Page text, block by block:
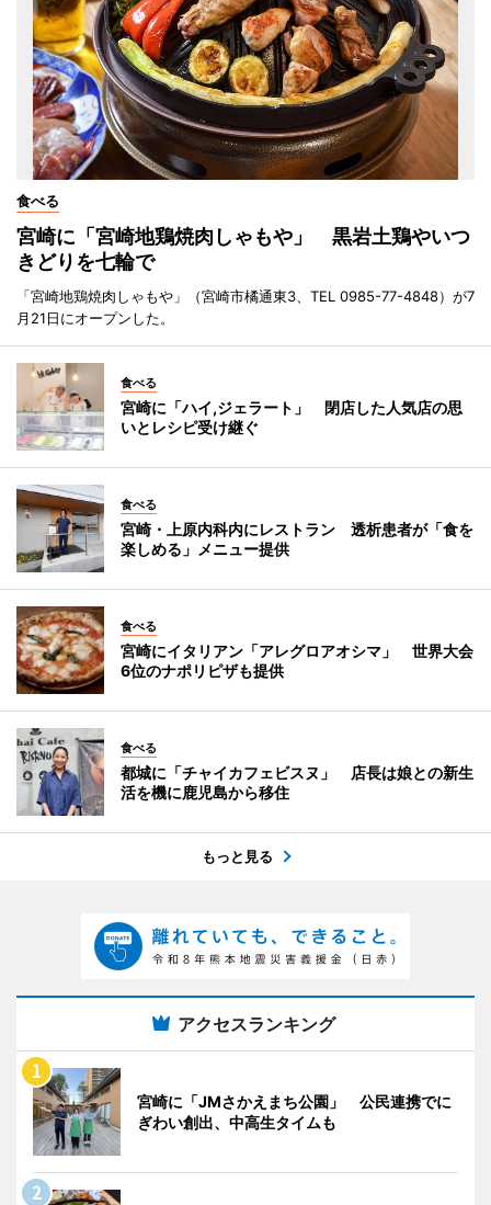
食べる
宮崎に「宮崎地鶏焼肉しゃもや」 黒岩土鶏やいつ
きどりを七輪で
「宮崎地鶏焼肉しゃもや」（宮崎市橘通東3、TEL 0985-77-4848）が7
月21日にオープンした。
食べる
宮崎に「ハイ,ジェラート」 閉店した人気店の思
いとレシピ受け継ぐ
食べる
宮崎・上原内科内にレストラン 透析患者が「食を
楽しめる」メニュー提供
食べる
宮崎にイタリアン「アレグロアオシマ」 世界大会
6位のナポリピザも提供
食べる
都城に「チャイカフェビスヌ」 店長は娘との新生
活を機に鹿児島から移住
もっと見る
アクセスランキング
宮崎に「JMさかえまち公園」 公民連携でに
ぎわい創出、中高生タイムも